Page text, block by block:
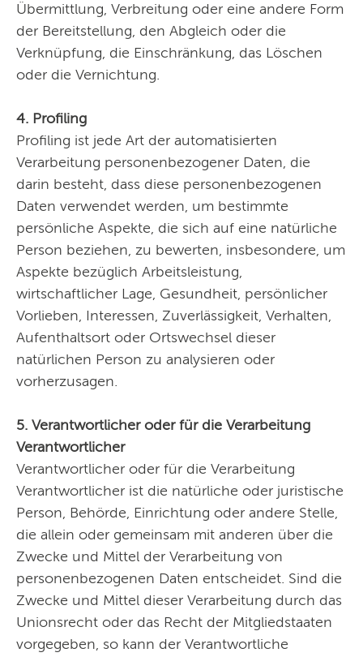
Übermittlung, Verbreitung oder eine andere Form
der Bereitstellung, den Abgleich oder die
Verknüpfung, die Einschränkung, das Löschen
oder die Vernichtung.
4. Profiling
Profiling ist jede Art der automatisierten
Verarbeitung personenbezogener Daten, die
darin besteht, dass diese personenbezogenen
Daten verwendet werden, um bestimmte
persönliche Aspekte, die sich auf eine natürliche
Person beziehen, zu bewerten, insbesondere, um
Aspekte bezüglich Arbeitsleistung,
wirtschaftlicher Lage, Gesundheit, persönlicher
Vorlieben, Interessen, Zuverlässigkeit, Verhalten,
Aufenthaltsort oder Ortswechsel dieser
natürlichen Person zu analysieren oder
vorherzusagen.
5. Verantwortlicher oder für die Verarbeitung
Verantwortlicher
Verantwortlicher oder für die Verarbeitung
Verantwortlicher ist die natürliche oder juristische
Person, Behörde, Einrichtung oder andere Stelle,
die allein oder gemeinsam mit anderen über die
Zwecke und Mittel der Verarbeitung von
personenbezogenen Daten entscheidet. Sind die
Zwecke und Mittel dieser Verarbeitung durch das
Unionsrecht oder das Recht der Mitgliedstaaten
vorgegeben, so kann der Verantwortliche